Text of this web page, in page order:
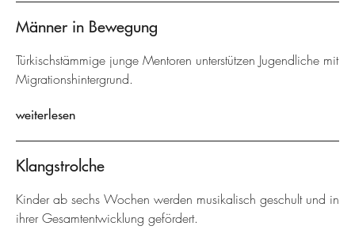
Männer in Bewegung
Türkischstämmige junge Mentoren unterstützen Jugendliche mit
Migrationshintergrund.
weiterlesen
Klangstrolche
Kinder ab sechs Wochen werden musikalisch geschult und in
ihrer Gesamtentwicklung gefördert.